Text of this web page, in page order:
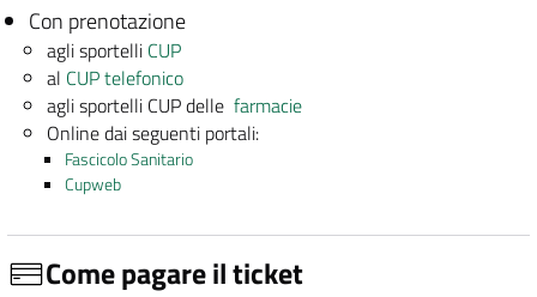
Con prenotazione
agli sportelli CUP
al CUP telefonico
agli sportelli CUP dellefarmacie
Online dai seguenti portali:
Fascicolo Sanitario
Cupweb
Come pagare il ticket